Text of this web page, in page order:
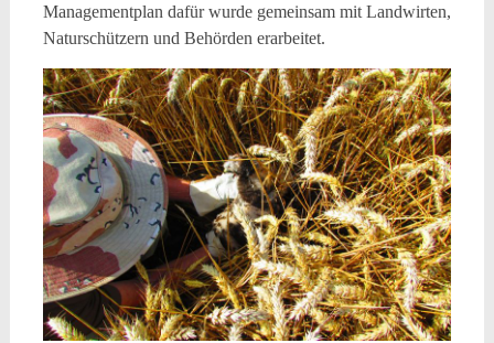
Managementplan dafür wurde gemeinsam mit Landwirten,
Naturschützern und Behörden erarbeitet.